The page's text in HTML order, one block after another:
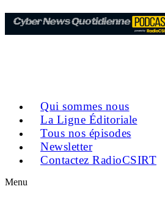
Qui sommes nous
La Ligne Éditoriale
Tous nos épisodes
Newsletter
Contactez RadioCSIRT
Menu